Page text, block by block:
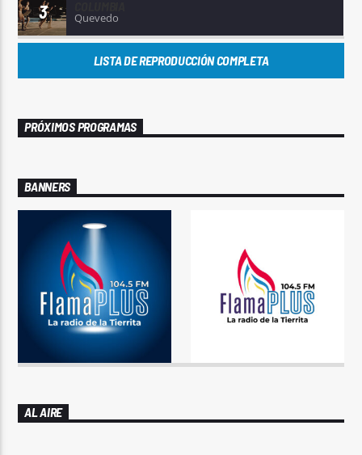
3 Quevedo
LISTA DE REPRODUCCIÓN COMPLETA
PRÓXIMOS PROGRAMAS
BANNERS
AL AIRE